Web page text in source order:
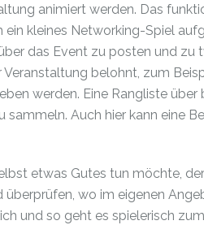
animiert werden. Das
kleines Networking-Spiel
das Event zu posten und zu
belohnt, zum
werden. Eine Rangliste
sammeln. Auch hier kann eine
etwas Gutes tun möchte,
wo im eigenen
und so geht es spielerisch